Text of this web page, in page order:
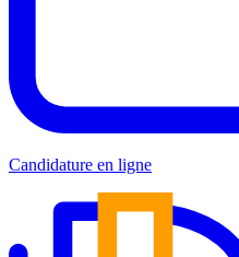
Candidature en ligne